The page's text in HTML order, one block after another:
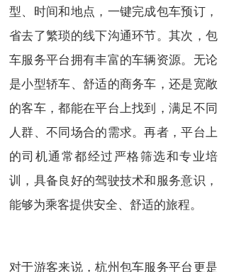
型、时间和地点，一键完成包车预订，
省去了繁琐的线下沟通环节。其次，包
车服务平台拥有丰富的车辆资源。无论
是小型轿车、舒适的商务车，还是宽敞
的客车，都能在平台上找到，满足不同
人群、不同场合的需求。再者，平台上
的司机通常都经过严格筛选和专业培
训，具备良好的驾驶技术和服务意识，
能够为乘客提供安全、舒适的旅程。
对于游客来说，杭州包车服务平台更是